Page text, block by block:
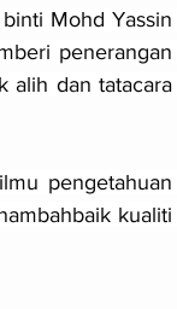
Mohd Yassin
penerangan
alih dan tatacara
pengetahuan
kualiti